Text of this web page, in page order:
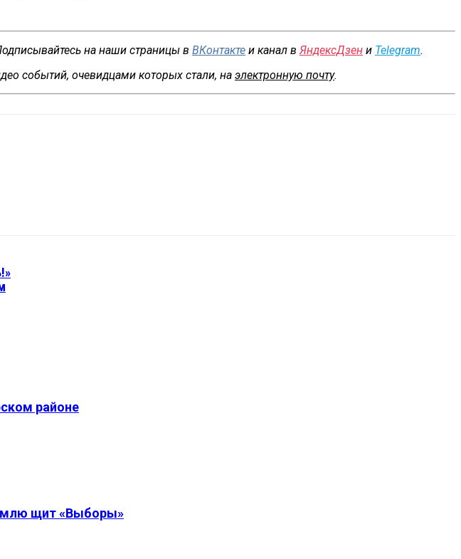
на наши страницы в ВКонтакте и канал в ЯндексДзен и Telegram.
событий, очевидцами которых стали, на электронную почту.
районе
щит «Выборы»